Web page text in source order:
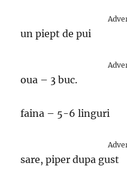
un piept de pui
oua – 3 buc.
faina – 5-6 linguri
sare, piper dupa gust